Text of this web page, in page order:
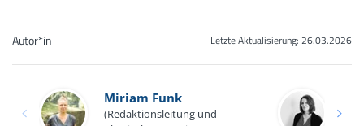
Letzte Aktualisierung: 26.03.2026
Autor*in
Miriam Funk
(Redaktionsleitung und